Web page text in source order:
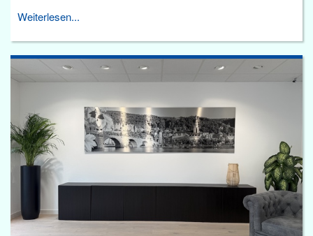
Weiterlesen...